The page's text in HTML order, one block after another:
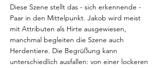
Diese Szene stellt das - sich erkennende -
Paar in den Mittelpunkt. Jakob wird meist
mit Attributen als Hirte ausgewiesen,
manchmal begleiten die Szene auch
Herdentiere. Die Begrüßung kann
unterschiedlich ausfallen: von einer lockeren